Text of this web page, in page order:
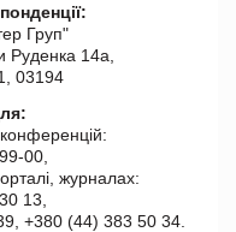
Груп"
Руденка 14а,
03194
00,
журналах:
13,
+380 (44) 383 50 34.